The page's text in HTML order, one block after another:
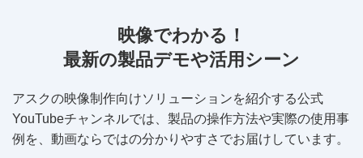
映像でわかる！
最新の製品デモや活用シーン
アスクの映像制作向けソリューションを紹介する公式
YouTubeチャンネルでは、製品の操作方法や実際の使用事
例を、動画ならではの分かりやすさでお届けしています。